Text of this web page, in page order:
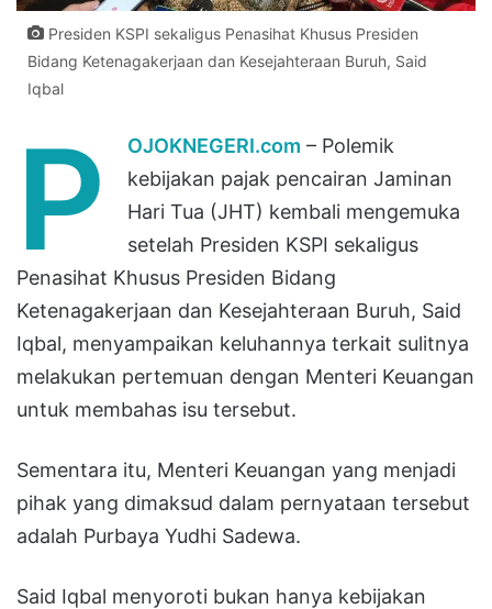
Presiden KSPI sekaligus Penasihat Khusus Presiden
Bidang Ketenagakerjaan dan Kesejahteraan Buruh, Said
Iqbal
P OJOKNEGERI.com – Polemik
kebijakan pajak pencairan Jaminan
Hari Tua (JHT) kembali mengemuka
setelah Presiden KSPI sekaligus
Penasihat Khusus Presiden Bidang
Ketenagakerjaan dan Kesejahteraan Buruh, Said
Iqbal, menyampaikan keluhannya terkait sulitnya
melakukan pertemuan dengan Menteri Keuangan
untuk membahas isu tersebut.
Sementara itu, Menteri Keuangan yang menjadi
pihak yang dimaksud dalam pernyataan tersebut
adalah Purbaya Yudhi Sadewa.
Said Iqbal menyoroti bukan hanya kebijakan